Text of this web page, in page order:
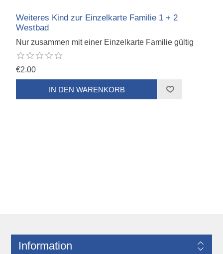
Weiteres Kind zur Einzelkarte Familie 1 + 2
Westbad
Nur zusammen mit einer Einzelkarte Familie gültig
€2.00
Information